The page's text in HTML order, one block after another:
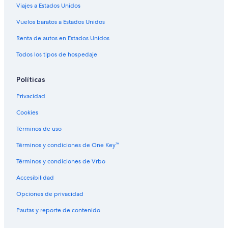
Hoteles en Isla de Vieques
Villas en Isla de Vieques
Hoteles en Bravos de Boston
Hoteles con alberca en Florida
Hoteles cerca de Terminal de transbordadores
Hoteles cerca de Bahía bioluminiscente
Hoteles en Isabel II
Hoteles cerca de Puerto de Isabel Segunda
Hoteles en Puerto Ferro
Hoteles en Villa Borinquen
Viajes a Estados Unidos
Vuelos baratos a Estados Unidos
Renta de autos en Estados Unidos
Todos los tipos de hospedaje
Políticas
Privacidad
Cookies
Términos de uso
Términos y condiciones de One Key™
Términos y condiciones de Vrbo
Accesibilidad
Opciones de privacidad
Pautas y reporte de contenido